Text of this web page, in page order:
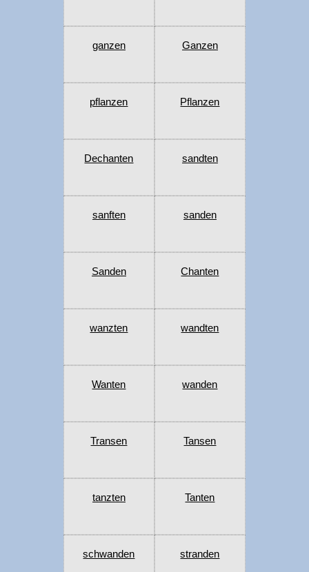
ganzen Ganzen
pflanzen Pflanzen
Dechanten sandten
sanften sanden
Sanden Chanten
wanzten wandten
Wanten wanden
Transen Tansen
tanzten Tanten
schwanden stranden